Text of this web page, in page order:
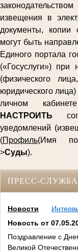
извещения в
документы, копии
могут быть
Единого портала
(«Госуслуги») при
(физического
юридического
личном
НАСТРОИТЬ
уведомлений
(Профиль(Имя
>Суды).
ПРЕСС-СЛУЖБА
Новости
Новость от
Поздравление с
Великой